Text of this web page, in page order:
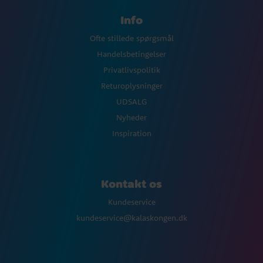
Info
Ofte stillede spørgsmål
Handelsbetingelser
Privatlivspolitik
Returoplysninger
UDSALG
Nyheder
Inspiration
Kontakt os
Kundeservice
kundeservice@kalaskongen.dk